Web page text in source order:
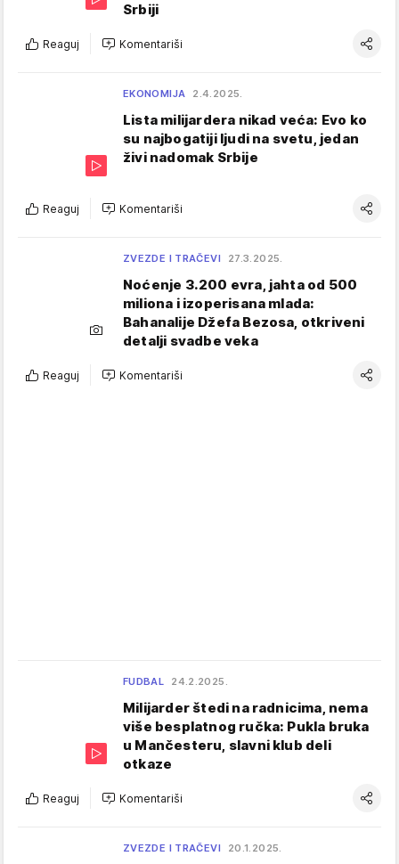
Srbiji
Reaguj Komentariši
EKONOMIJA 2.4.2025.
Lista milijardera nikad veća: Evo ko
su najbogatiji ljudi na svetu, jedan
živi nadomak Srbije
Reaguj Komentariši
ZVEZDE I TRAČEVI 27.3.2025.
Noćenje 3.200 evra, jahta od 500
miliona i izoperisana mlada:
Bahanalije Džefa Bezosa, otkriveni
detalji svadbe veka
Reaguj Komentariši
FUDBAL 24.2.2025.
Milijarder štedi na radnicima, nema
više besplatnog ručka: Pukla bruka
u Mančesteru, slavni klub deli
otkaze
Reaguj Komentariši
ZVEZDE I TRAČEVI 20.1.2025.